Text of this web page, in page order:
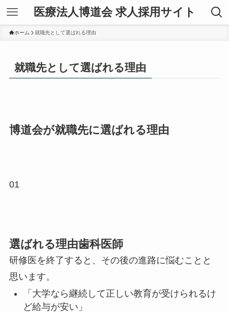
医療法人博道会 求人採用サイト
ホーム 就職先として選ばれる理由
就職先として選ばれる理由
博道会が就職先に選ばれる理由
01
選ばれる理由歯科医師
研修医を終了すると、その後の進路に悩むことと
思います。
「大学なら継続して正しい教育が受けられるけ
ど給与が安い 」